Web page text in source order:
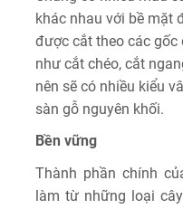
khác nhau với bề mặt
được cắt theo các
như cắt chéo, cắt
nên sẽ có nhiều kiểu
sàn gỗ nguyên khối.
Bền vững
Thành phần chính
làm từ những loại